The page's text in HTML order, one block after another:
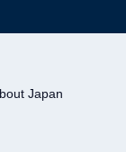
Japan